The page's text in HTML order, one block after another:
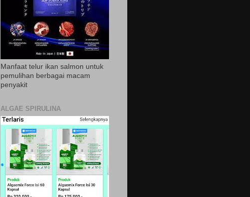
Manfaat telur ikan salmon untuk
pemulihan berbagai macam
penyakit
ALGAE SPIRULINA